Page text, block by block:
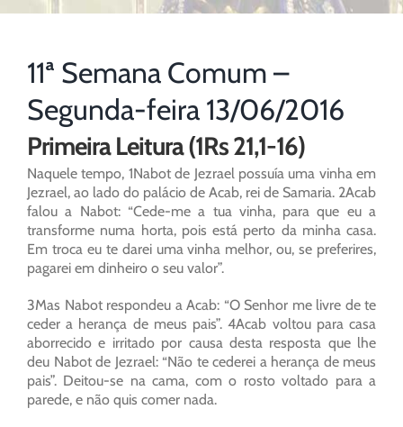
11ª Semana Comum –
Segunda-feira 13/06/2016
Primeira Leitura (1Rs 21,1-16)
Naquele tempo, 1Nabot de Jezrael possuía uma vinha em
Jezrael, ao lado do palácio de Acab, rei de Samaria. 2Acab
falou a Nabot: “Cede-me a tua vinha, para que eu a
transforme numa horta, pois está perto da minha casa.
Em troca eu te darei uma vinha melhor, ou, se preferires,
pagarei em dinheiro o seu valor”.
3Mas Nabot respondeu a Acab: “O Senhor me livre de te
ceder a herança de meus pais”. 4Acab voltou para casa
aborrecido e irritado por causa desta resposta que lhe
deu Nabot de Jezrael: “Não te cederei a herança de meus
pais”. Deitou-se na cama, com o rosto voltado para a
parede, e não quis comer nada.